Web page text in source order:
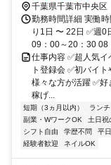
千葉県千葉市中央区
勤務時間詳細 実働
り1日 〜 22日 ✅週0
09：00～20：30 08
仕事内容 ✅超人気
ト登録会 ✅初バイ
様々な方が活躍 ✅
稼げ...
短期（3ヵ月以内） ラン
副業・WワークOK
土日祝
シフト自由
学歴不問 平
経験者歓迎
ネイルOK